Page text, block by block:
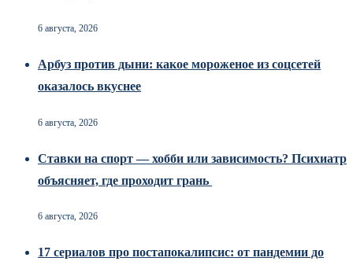
6 августа, 2026
Арбуз против дыни: какое мороженое из соцсетей
оказалось вкуснее
6 августа, 2026
Ставки на спорт — хобби или зависимость? Психиатр
объясняет, где проходит грань
6 августа, 2026
17 сериалов про постапокалипсис: от пандемии до